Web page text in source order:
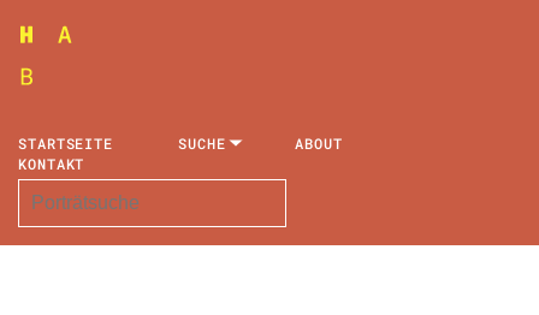
STARTSEITE SUCHE
ABOUT
KONTAKT